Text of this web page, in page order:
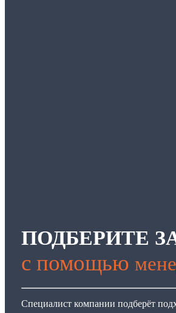
ПОДБЕРИТЕ
с помощью
Специалист компании подберёт